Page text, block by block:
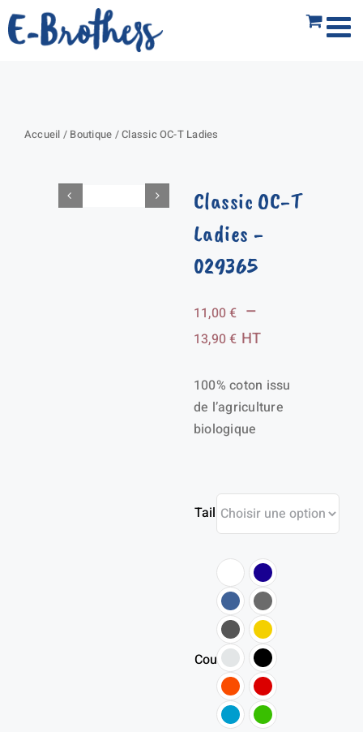
Passer
au
Accueil / Boutique /Classic OC-T Ladies
Classic OC-T
Ladies -
029365
11,00€ –
13,90€Plage
prix :
11,00 €
à
HT
100% coton issu
de l’agriculture
biologique
Taille
Couleur